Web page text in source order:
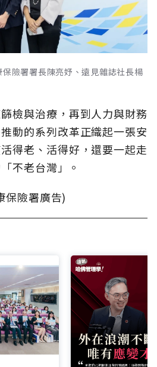
險署署長陳亮妤、遠見雜誌社長楊
檢與治療，再到人力與財務
動的系列改革正織起一張安
得老、活得好，還要一起走
不老台灣」。
保險署廣告)